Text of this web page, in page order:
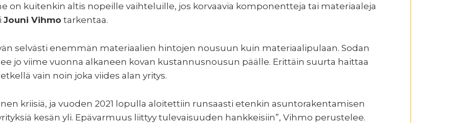
on kuitenkin altis nopeille vaihteluille, jos korvaavia komponentteja tai materiaaleja
Jouni Vihmo tarkentaa.
selvästi enemmän materiaalien hintojen nousuun kuin materiaalipulaan. Sodan
jo viime vuonna alkaneen kovan kustannusnousun päälle. Erittäin suurta haittaa
vain noin joka viides alan yritys.
kriisiä, ja vuoden 2021 lopulla aloitettiin runsaasti etenkin asuntorakentamisen
kesän yli. Epävarmuus liittyy tulevaisuuden hankkeisiin”, Vihmo perustelee.